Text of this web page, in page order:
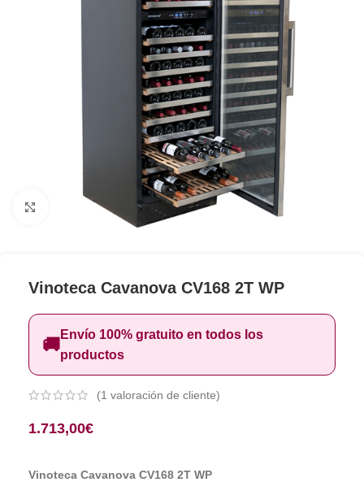
Clic para ampliar
Vinoteca Cavanova CV168 2T WP
🚚Envío 100% gratuito en todos los
productos
(1 valoración de cliente)
1.713,00€
Vinoteca Cavanova CV168 2T WP